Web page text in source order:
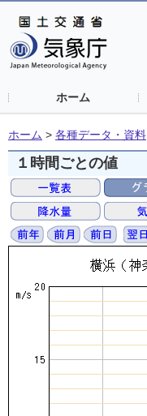
ホーム
ホーム > 各種データ・資料
１時間ごとの値